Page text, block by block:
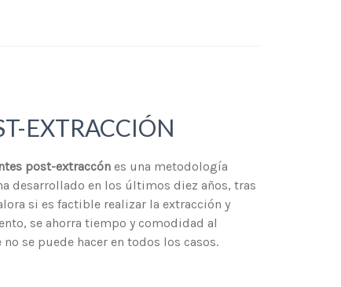
EXTRACCIÓN
post-extraccón es una metodología
desarrollado en los últimos diez años, tras
si es factible realizar la extracción y
se ahorra tiempo y comodidad al
se puede hacer en todos los casos.